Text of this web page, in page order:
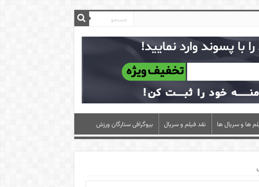
ها و سریال ها نقد فیلم و سریال بیوگرافی ستارگان ورزش